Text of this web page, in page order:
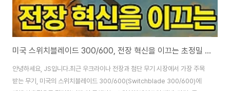
미국 스위치블레이드 300/600, 전장 혁신을 이끄는 초정밀 자폭 드론의 모든 것
안녕하세요, JS입니다.최근 우크라이나 전장과 첨단 무기 시장에서 가장 주목
받는 무기, 미국의 스위치블레이드 300/600(Switchblade 300/600)에